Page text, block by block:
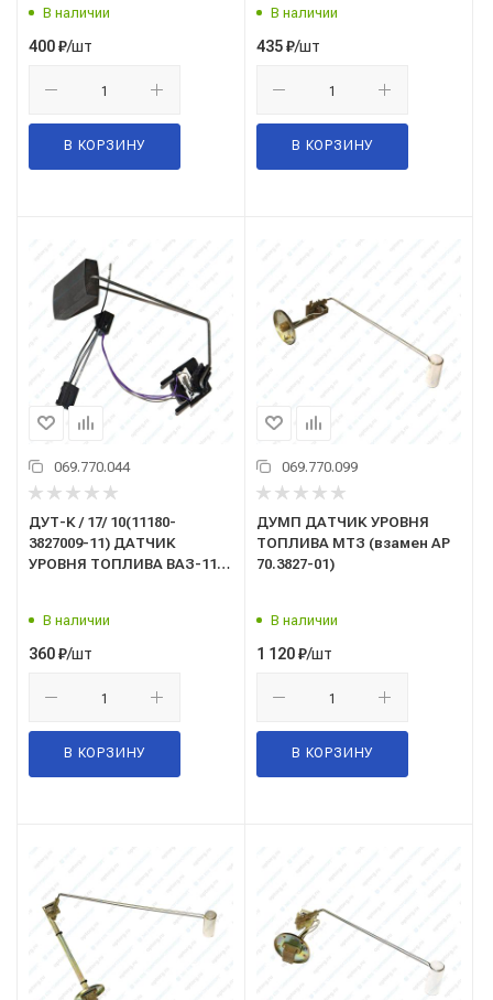
В наличии
400₽/шт
В КОРЗИНУ
В наличии
435₽/шт
В КОРЗИНУ
069.770.044
ДУТ-К / 17/ 10(11180-
3827009-11) ДАТЧИК
УРОВНЯ ТОПЛИВА ВАЗ-1118
В наличии
360₽/шт
В КОРЗИНУ
069.770.099
ДУМП ДАТЧИК УРОВНЯ
ТОПЛИВА МТЗ (взамен АР
70.3827-01)
В наличии
1 120₽/шт
В КОРЗИНУ